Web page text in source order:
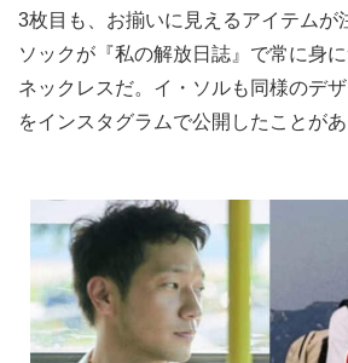
3枚目も、お揃いに見えるアイテムが
ソックが『私の解放日誌』で常に身
ネックレスだ。イ・ソルも同様のデ
をインスタグラムで公開したことがあ